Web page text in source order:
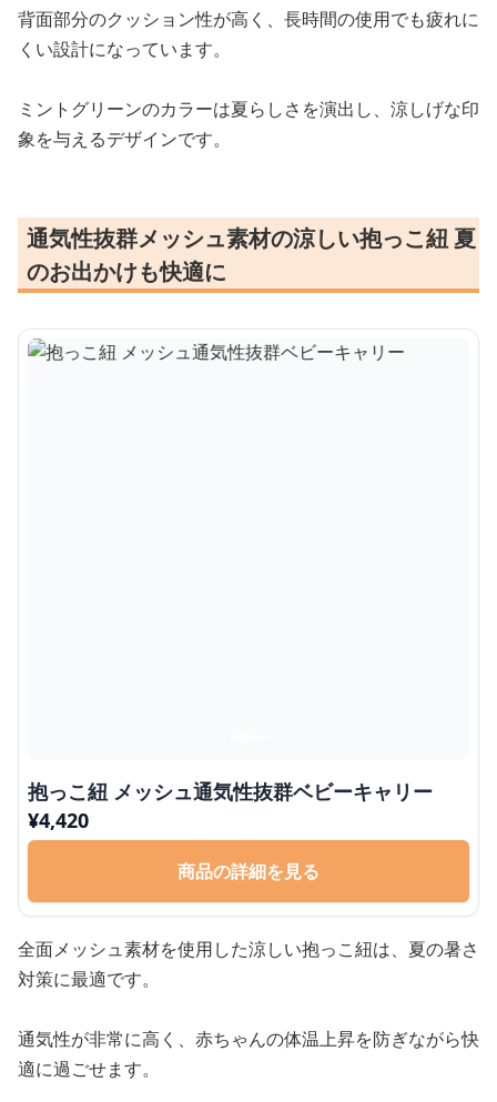
背面部分のクッション性が高く、長時間の使用でも疲れに
くい設計になっています。
ミントグリーンのカラーは夏らしさを演出し、涼しげな印
象を与えるデザインです。
通気性抜群メッシュ素材の涼しい抱っこ紐 夏
のお出かけも快適に
抱っこ紐 メッシュ通気性抜群ベビーキャリー
¥4,420
商品の詳細を見る
全面メッシュ素材を使用した涼しい抱っこ紐は、夏の暑さ
対策に最適です。
通気性が非常に高く、赤ちゃんの体温上昇を防ぎながら快
適に過ごせます。